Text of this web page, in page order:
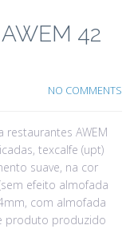
42
NO COMMENTS
AWEM
texcalfe (upt)
suave, na cor
efeito almofada
com almofada
produto produzido